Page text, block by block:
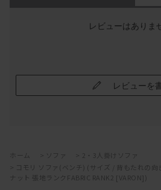
レビューはありま
レビューを
ホーム ソファ
2・3人掛けソファ
コモリ ソファ(ベンチ) (サイズ / 背もたれの
ナット 張地ランクFABRIC RANK2 [VARON])